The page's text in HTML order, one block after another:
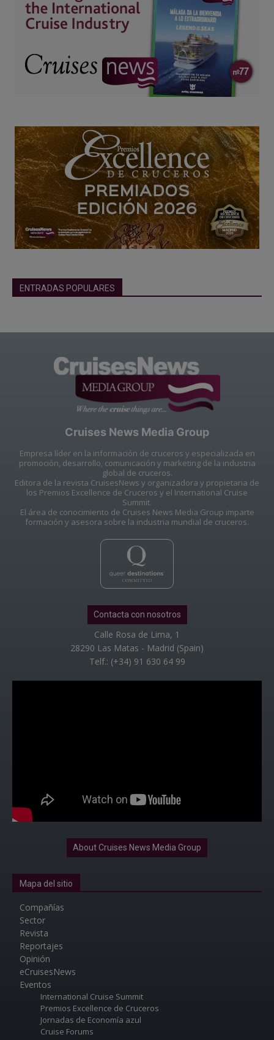
ENTRADAS POPULARES
Cruises News Media Group
Empresa líder en la información de cruceros y especializada en
promoción, desarrollo, comunicación y marketing de la industria
global de cruceros.
Editora de la revista CruisesNews y organizadora y propietaria de
los Premios Excellence de Cruceros y el International Cruise
Summit.
El área de conocimiento de Cruises News Media Group imparte
formación y asesora sobre la industria mundial de cruceros.
Contacta con nosotros
Calle Rosa de Lima, 1
28290 Las Matas - Madrid (Spain)
Telf.: (+34) 91 630 64 99
About Cruises News Media Group
Mapa del sitio
Compañías
Sector
Revista
Reportajes
Opinión
eCruisesNews
Eventos
International Cruise Summit
Premios Excellence de Cruceros
Jornadas de Economía azul
Cruise Forums